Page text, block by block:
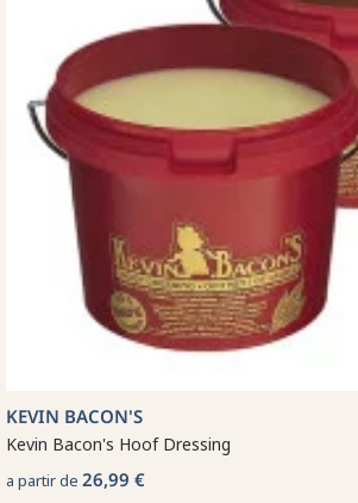
KEVIN BACON'S
Kevin Bacon's Hoof Dressing
a partir de 26,99 €